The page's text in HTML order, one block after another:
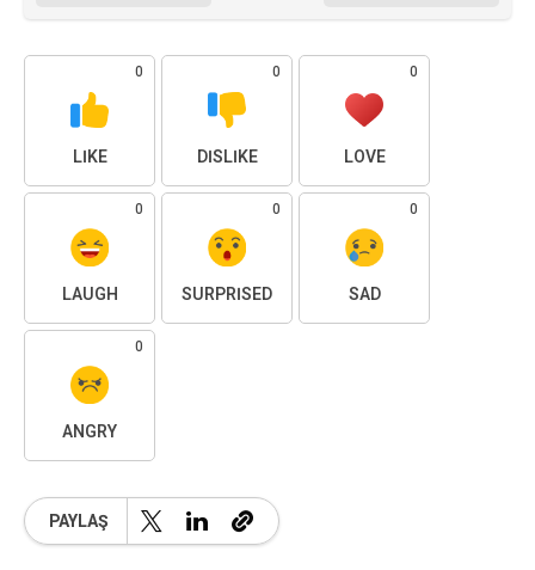
0
LIKE
0
DISLIKE
0
LOVE
0
LAUGH
0
SURPRISED
0
SAD
0
ANGRY
PAYLAŞ